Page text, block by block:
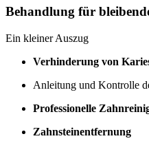
Behandlung für
Ein kleiner Auszug
Verhinderung von
Anleitung und Kontrolle
Professionelle
Zahnsteinentfernung